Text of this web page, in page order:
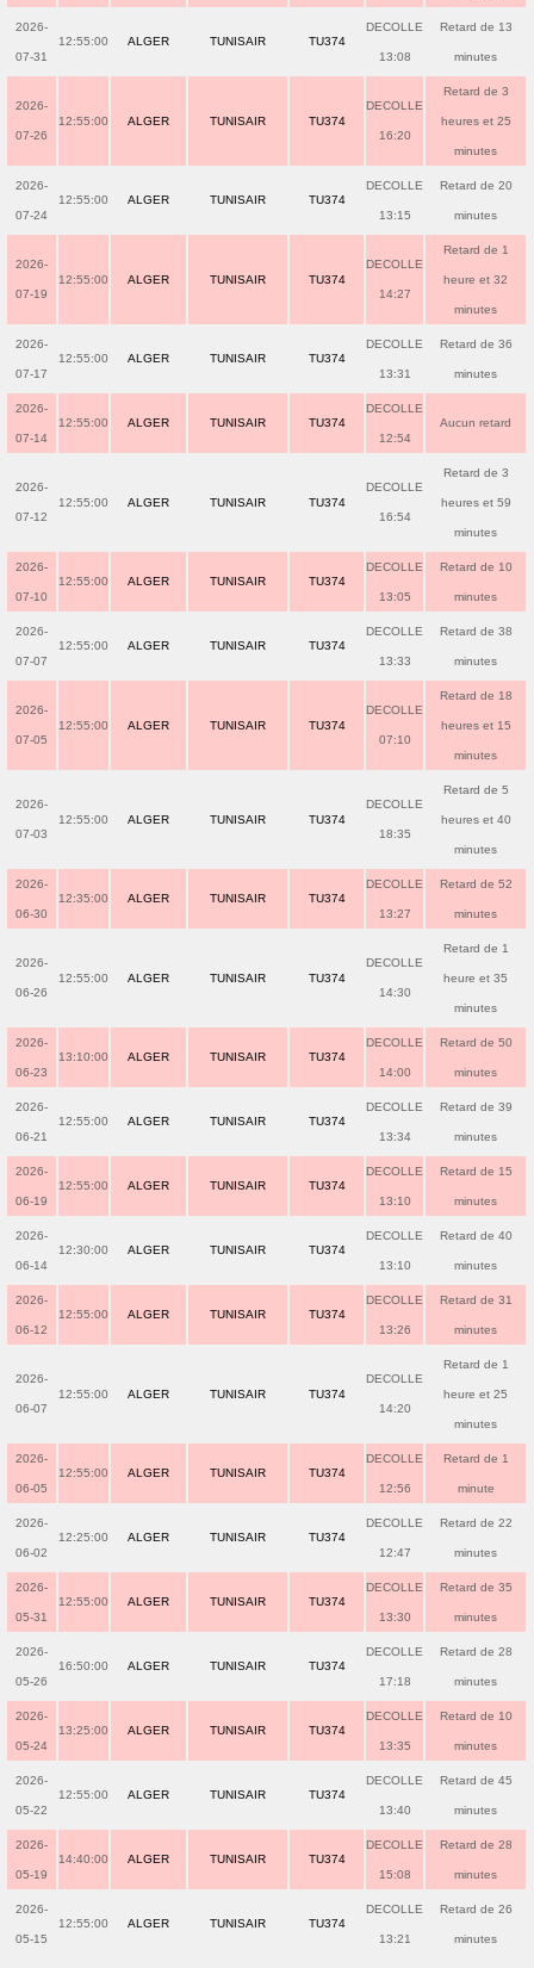
2026-
07-31
12:55:00 ALGER TUNISAIR TU374
DECOLLE
13:08
Retard de 13
minutes
2026-
07-26
12:55:00 ALGER TUNISAIR TU374
DECOLLE
16:20
Retard de 3
heures et 25
minutes
2026-
07-24
12:55:00 ALGER TUNISAIR TU374
DECOLLE
13:15
Retard de 20
minutes
2026-
07-19
12:55:00 ALGER TUNISAIR TU374
DECOLLE
14:27
Retard de 1
heure et 32
minutes
2026-
07-17
12:55:00 ALGER TUNISAIR TU374
DECOLLE
13:31
Retard de 36
minutes
2026-
07-14
12:55:00 ALGER TUNISAIR TU374
DECOLLE
12:54
Aucun retard
2026-
07-12
12:55:00 ALGER TUNISAIR TU374
DECOLLE
16:54
Retard de 3
heures et 59
minutes
2026-
07-10
12:55:00 ALGER TUNISAIR TU374
DECOLLE
13:05
Retard de 10
minutes
2026-
07-07
12:55:00 ALGER TUNISAIR TU374
DECOLLE
13:33
Retard de 38
minutes
2026-
07-05
12:55:00 ALGER TUNISAIR TU374
DECOLLE
07:10
Retard de 18
heures et 15
minutes
2026-
07-03
12:55:00 ALGER TUNISAIR TU374
DECOLLE
18:35
Retard de 5
heures et 40
minutes
2026-
06-30
12:35:00 ALGER TUNISAIR TU374
DECOLLE
13:27
Retard de 52
minutes
2026-
06-26
12:55:00 ALGER TUNISAIR TU374
DECOLLE
14:30
Retard de 1
heure et 35
minutes
2026-
06-23
13:10:00 ALGER TUNISAIR TU374
DECOLLE
14:00
Retard de 50
minutes
2026-
06-21
12:55:00 ALGER TUNISAIR TU374
DECOLLE
13:34
Retard de 39
minutes
2026-
06-19
12:55:00 ALGER TUNISAIR TU374
DECOLLE
13:10
Retard de 15
minutes
2026-
06-14
12:30:00 ALGER TUNISAIR TU374
DECOLLE
13:10
Retard de 40
minutes
2026-
06-12
12:55:00 ALGER TUNISAIR TU374
DECOLLE
13:26
Retard de 31
minutes
2026-
06-07
12:55:00 ALGER TUNISAIR TU374
DECOLLE
14:20
Retard de 1
heure et 25
minutes
2026-
06-05
12:55:00 ALGER TUNISAIR TU374
DECOLLE
12:56
Retard de 1
minute
2026-
06-02
12:25:00 ALGER TUNISAIR TU374
DECOLLE
12:47
Retard de 22
minutes
2026-
05-31
12:55:00 ALGER TUNISAIR TU374
DECOLLE
13:30
Retard de 35
minutes
2026-
05-26
16:50:00 ALGER TUNISAIR TU374
DECOLLE
17:18
Retard de 28
minutes
2026-
05-24
13:25:00 ALGER TUNISAIR TU374
DECOLLE
13:35
Retard de 10
minutes
2026-
05-22
12:55:00 ALGER TUNISAIR TU374
DECOLLE
13:40
Retard de 45
minutes
2026-
05-19
14:40:00 ALGER TUNISAIR TU374
DECOLLE
15:08
Retard de 28
minutes
2026-
05-15
12:55:00 ALGER TUNISAIR TU374
DECOLLE
13:21
Retard de 26
minutes